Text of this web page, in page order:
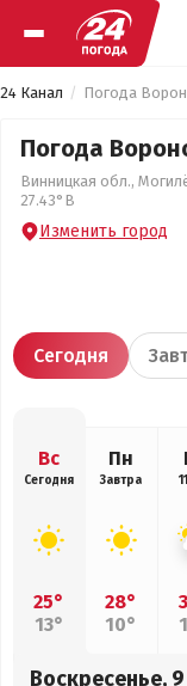
24 Канал Погода
Погода
Винницкая обл.,
27.43°В
Изменить город
Сегодня
Вс
Сегодня
25°
13°
Пн
Завтра
28°
10°
Воскресенье,